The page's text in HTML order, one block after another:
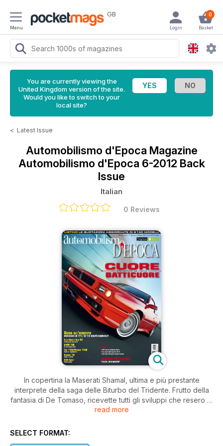
Menu
GB 0
Basket
Login
You are currently viewing the
United Kingdom version of the site.
Would you like to switch to your
local site?
< Latest Issue
Automobilismo d'Epoca Magazine
Automobilismo d'Epoca 6-2012 Back
Issue
Italian
0 Reviews
In copertina la Maserati Shamal, ultima e più prestante
interprete della saga delle Biturbo del Tridente. Frutto della
fantasia di De Tomaso, ricevette tutti gli sviluppi che resero le
Biturbo affidabili e in più un poderoso V8 da 3,2 litri,
pezzo della migliore ingegneria italiana, tutto in lega leggera,
read more
SELECT FORMAT: